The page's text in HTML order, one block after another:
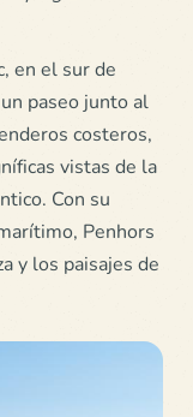
en el sur de
paseo junto al
costeros,
vistas de la
Con su
Penhors
y los paisajes de